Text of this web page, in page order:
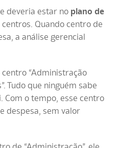
deveria estar no plano de
centros. Quando centro de
a análise gerencial
“Administração
Tudo que ninguém sabe
Com o tempo, esse centro
despesa, sem valor